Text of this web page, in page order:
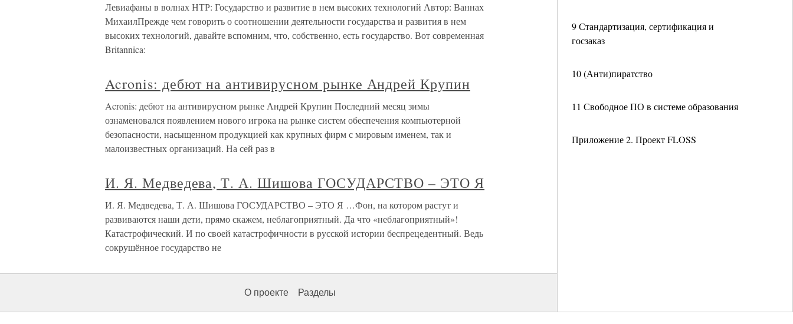
9 Стандартизация, сертификация и
госзаказ
10 (Анти)пиратство
11 Свободное ПО в системе образования
Приложение 2. Проект FLOSS
Левиафаны в волнах НТР: Государство и развитие в нем высоких технологий Автор: Ваннах
МихаилПрежде чем говорить о соотношении деятельности государства и развития в нем
высоких технологий, давайте вспомним, что, собственно, есть государство. Вот современная
Britannica:
Acronis: дебют на антивирусном рынке Андрей Крупин
Acronis: дебют на антивирусном рынке Андрей Крупин Последний месяц зимы
ознаменовался появлением нового игрока на рынке систем обеспечения компьютерной
безопасности, насыщенном продукцией как крупных фирм с мировым именем, так и
малоизвестных организаций. На сей раз в
И. Я. Медведева, Т. А. Шишова ГОСУДАРСТВО – ЭТО Я
И. Я. Медведева, Т. А. Шишова ГОСУДАРСТВО – ЭТО Я …Фон, на котором растут и
развиваются наши дети, прямо скажем, неблагоприятный. Да что «неблагоприятный»!
Катастрофический. И по своей катастрофичности в русской истории беспрецедентный. Ведь
сокрушённое государство не
О проекте Разделы